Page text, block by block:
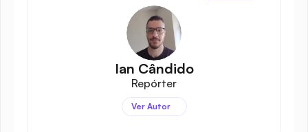
Ian Cândido
Repórter
Ver Autor